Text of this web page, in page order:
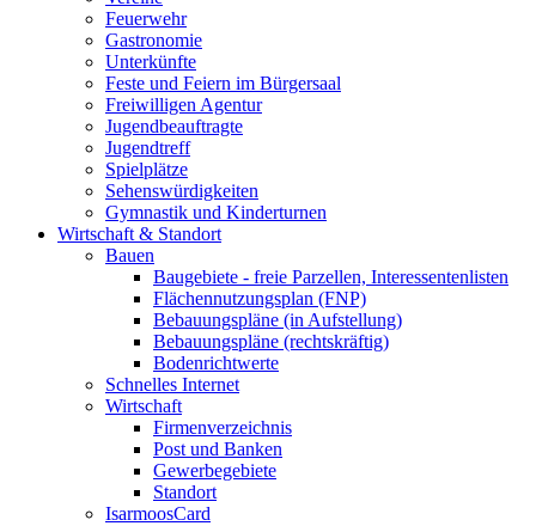
Feuerwehr
Gastronomie
Unterkünfte
Feste und Feiern im Bürgersaal
Freiwilligen Agentur
Jugendbeauftragte
Jugendtreff
Spielplätze
Sehenswürdigkeiten
Gymnastik und Kinderturnen
Wirtschaft & Standort
Bauen
Baugebiete - freie Parzellen, Interessentenlisten
Flächennutzungsplan (FNP)
Bebauungspläne (in Aufstellung)
Bebauungspläne (rechtskräftig)
Bodenrichtwerte
Schnelles Internet
Wirtschaft
Firmenverzeichnis
Post und Banken
Gewerbegebiete
Standort
IsarmoosCard